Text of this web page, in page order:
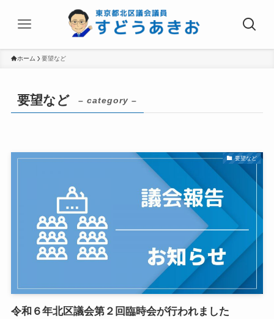
ホーム 要望など
要望など – category –
要望など
令和６年北区議会第２回臨時会が行われました